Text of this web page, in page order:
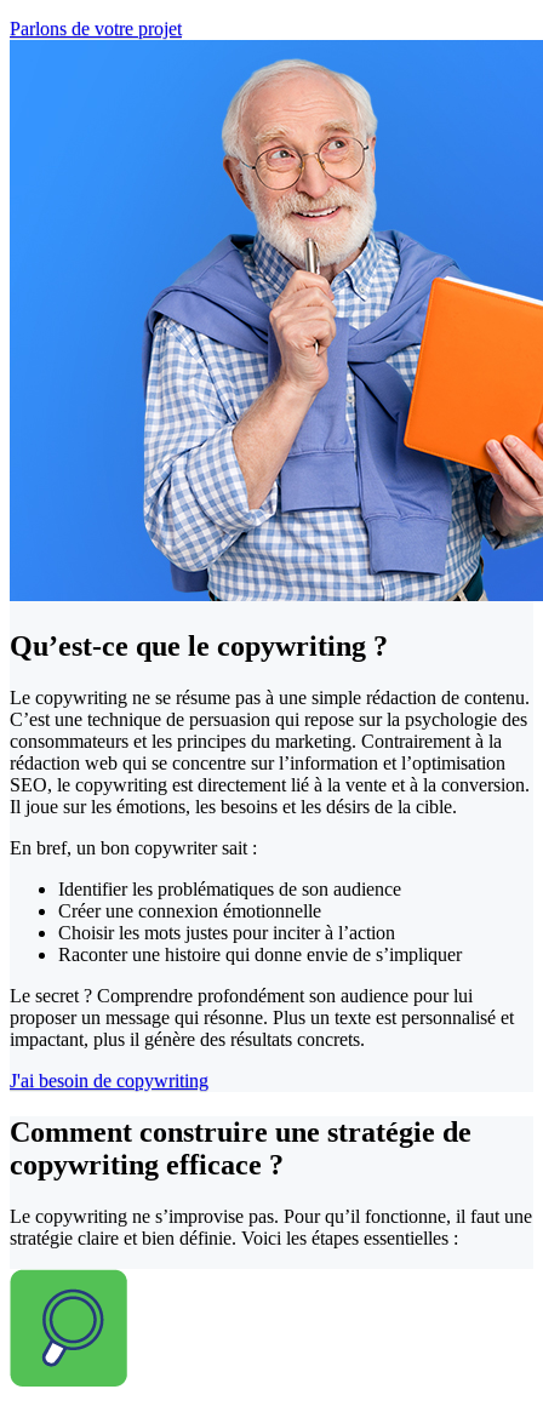
Parlons de votre projet
Qu’est-ce que le copywriting ?
Le copywriting ne se résume pas à une simple rédaction de contenu.
C’est une technique de persuasion qui repose sur la psychologie des
consommateurs et les principes du marketing. Contrairement à la
rédaction web qui se concentre sur l’information et l’optimisation
SEO, le copywriting est directement lié à la vente et à la conversion.
Il joue sur les émotions, les besoins et les désirs de la cible.
En bref, un bon copywriter sait :
Identifier les problématiques de son audience
Créer une connexion émotionnelle
Choisir les mots justes pour inciter à l’action
Raconter une histoire qui donne envie de s’impliquer
Le secret ? Comprendre profondément son audience pour lui
proposer un message qui résonne. Plus un texte est personnalisé et
impactant, plus il génère des résultats concrets.
J'ai besoin de copywriting
Comment construire une stratégie de
copywriting efficace ?
Le copywriting ne s’improvise pas. Pour qu’il fonctionne, il faut une
stratégie claire et bien définie. Voici les étapes essentielles :